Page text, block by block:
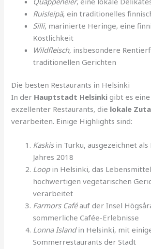
Ruisleipä, ein traditionelles
Silli, marinierte Heringe, eine
Köstlichkeit
Wildfleisch, insbesondere
traditionellen Gerichten
Die besten Restaurants in Helsinki
In der Hauptstadt Helsinki gibt es
exzellenter Restaurants, die lokale
verarbeiten. Einige Highlights sind:
Kaskisin Turku, ausgezeichnet als
Jahres 2018
Loopin Helsinki, das
hochwertigen vegetarischen
verarbeitet
Farmors Caféauf der Insel
sommerliche Cafée-Erlebnisse
Lonna Islandin Helsinki, mit
Sommerrestaurants der Stadt